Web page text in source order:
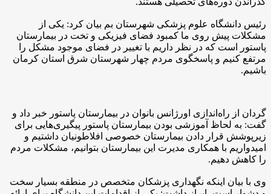
رئیس دانشگاه علوم پزشکی شهرستان بم بیان کرد: یکی از
مشکلات پیش روی ما کمبود فضای فیزیکی و تخت در بیمارستان
پاستور است که در نظر داریم با تغییر در فضای موجود مشکل را
مرتفع کنیم و پاسخگوی مردم چهار شهرستان شرق استان کرمان
باشیم.
گردان از راه‌اندازی اورژانس بانوان در بیمارستان پاستور خبر داد و
گفت: به لحاظ آموزشی بودن بیمارستان پاستور پیگیری‌هایی برای
زیرپوشش قرار دادن بیمارستان خصوصی افلاطونیان داشتیم و
امیدواریم با همکاری مدیرت این بیمارستان بتوانیم، مشکلات مردم
را کاهش دهیم.
وی با بیان اینکه نگهداری پزشکان متخصص در منطقه بسیار سخت